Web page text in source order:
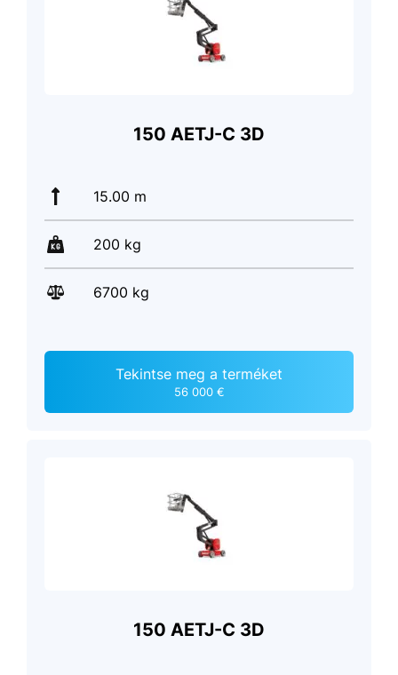
150 AETJ-C 3D
15.00 m
200 kg
6700 kg
Tekintse meg a terméket
56 000 €
150 AETJ-C 3D